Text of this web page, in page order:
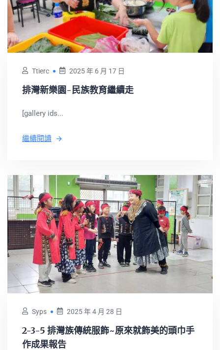
Ttierc 2025 年 6 月 17 日
排灣新樂園-民族教育繼續走
[gallery ids...
繼續閱讀
Syps 2025 年 4 月 28 日
2-3-5 排灣族傳統服飾~原來就飾美的頭巾手
作成果報告